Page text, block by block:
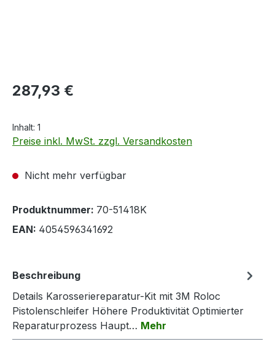
Regulärer Preis:
287,93 €
Inhalt: 1
Preise inkl. MwSt. zzgl. Versandkosten
Nicht mehr verfügbar
Produktnummer: 70-51418K
EAN: 4054596341692
Beschreibung
Details Karosseriereparatur-Kit mit 3M Roloc
Pistolenschleifer Höhere Produktivität Optimierter
Reparaturprozess Haupt… Mehr